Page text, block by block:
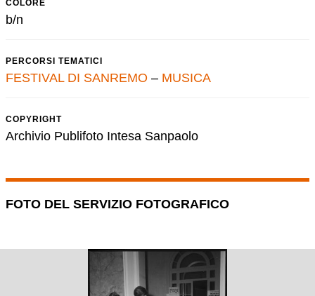
COLORE
b/n
PERCORSI TEMATICI
FESTIVAL DI SANREMO – MUSICA
COPYRIGHT
Archivio Publifoto Intesa Sanpaolo
FOTO DEL SERVIZIO FOTOGRAFICO